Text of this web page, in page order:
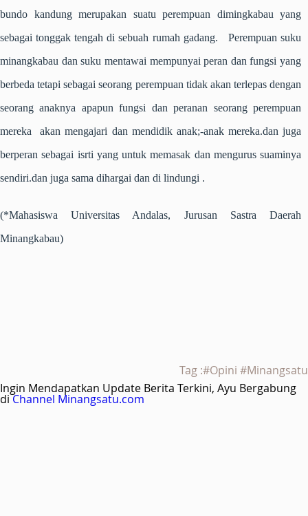
bundo kandung merupakan suatu perempuan dimingkabau yang
sebagai tonggak tengah di sebuah rumah gadang. Perempuan suku
minangkabau dan suku mentawai mempunyai peran dan fungsi yang
berbeda tetapi sebagai seorang perempuan tidak akan terlepas dengan
seorang anaknya apapun fungsi dan peranan seorang perempuan
mereka akan mengajari dan mendidik anak;-anak mereka.dan juga
berperan sebagai isrti yang untuk memasak dan mengurus suaminya
sendiri.dan juga sama dihargai dan di lindungi .
(*Mahasiswa Universitas Andalas, Jurusan Sastra Daerah
Minangkabau)
Tag :#Opini #Minangsatu
Ingin Mendapatkan Update Berita Terkini, Ayu Bergabung
diChannel Minangsatu.com